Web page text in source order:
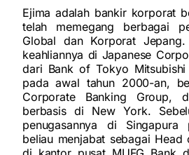
Ejima adalah bankir korporat
telah memegang berbagai
Global dan Korporat Jepang.
keahliannya di Japanese
dari Bank of Tokyo
pada awal tahun 2000-an,
Corporate Banking Group,
berbasis di New York.
penugasannya di
beliau menjabat sebagai